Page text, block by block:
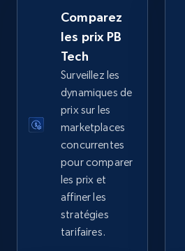
TikTok Shop
URL, Title, Available,
price, Final price, Discount
5.4K+ 667+
URL, Title, Available,
price, Final price, Discount
5.4K+
Comparez
les prix PB
Tech
Surveillez les
dynamiques de
prix sur les
marketplaces
concurrentes
pour comparer
les prix et
affiner les
stratégies
tarifaires.